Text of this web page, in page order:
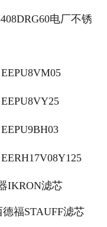
电厂不锈
EEPU8VM05
EEPU8VY25
EEPU9BH03
EERH17V08Y125
IKRON滤芯
福STAUFF滤芯